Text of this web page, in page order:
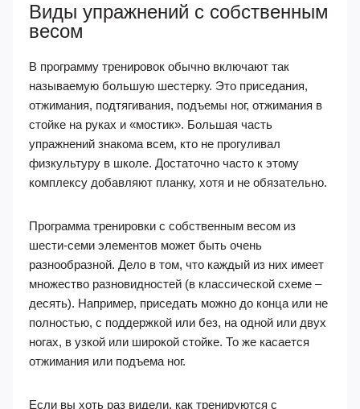
Виды упражнений с собственным
весом
В программу тренировок обычно включают так
называемую большую шестерку. Это приседания,
отжимания, подтягивания, подъемы ног, отжимания в
стойке на руках и «мостик». Большая часть
упражнений знакома всем, кто не прогуливал
физкультуру в школе. Достаточно часто к этому
комплексу добавляют планку, хотя и не обязательно.
Программа тренировки с собственным весом из
шести-семи элементов может быть очень
разнообразной. Дело в том, что каждый из них имеет
множество разновидностей (в классической схеме –
десять). Например, приседать можно до конца или не
полностью, с поддержкой или без, на одной или двух
ногах, в узкой или широкой стойке. То же касается
отжимания или подъема ног.
Если вы хоть раз видели, как тренируются с